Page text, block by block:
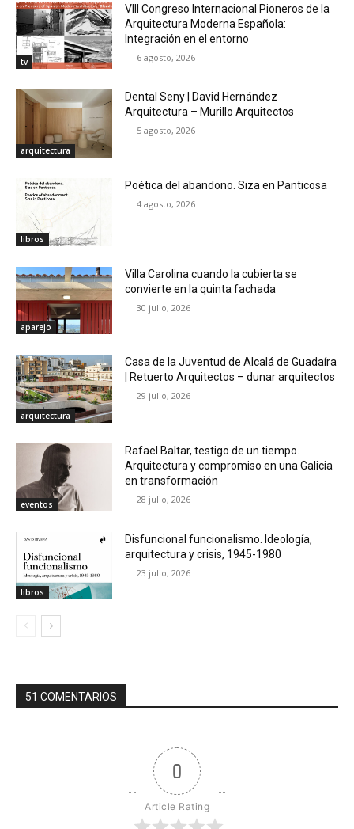
tv
VIII Congreso Internacional Pioneros de la
Arquitectura Moderna Española:
Integración en el entorno
6 agosto, 2026
arquitectura
Dental Seny | David Hernández
Arquitectura – Murillo Arquitectos
5 agosto, 2026
libros
Poética del abandono. Siza en Panticosa
4 agosto, 2026
aparejo
Villa Carolina cuando la cubierta se
convierte en la quinta fachada
30 julio, 2026
arquitectura
Casa de la Juventud de Alcalá de Guadaíra
| Retuerto Arquitectos – dunar arquitectos
29 julio, 2026
eventos
Rafael Baltar, testigo de un tiempo.
Arquitectura y compromiso en una Galicia
en transformación
28 julio, 2026
libros
Disfuncional funcionalismo. Ideología,
arquitectura y crisis, 1945-1980
23 julio, 2026
51 COMENTARIOS
0
Article Rating